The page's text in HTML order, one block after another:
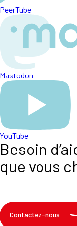
PeerTube
Mastodon
YouTube
Besoin
que vous
Contactez-nous